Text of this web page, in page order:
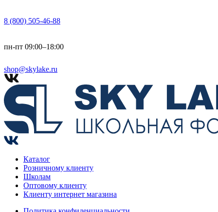
8 (800) 505-46-88
пн-пт 09:00–18:00
shop@skylake.ru
Каталог
Розничному клиенту
Школам
Оптовому клиенту
Клиенту интернет магазина